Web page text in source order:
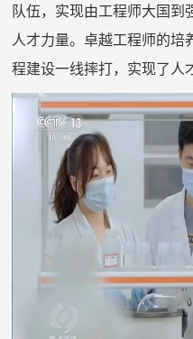
队伍，实现由工程师大国到
人才力量。卓越工程师的培
程建设一线摔打，实现了人